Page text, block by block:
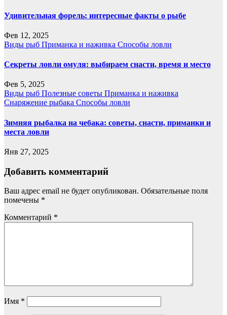
Удивительная форель: интересные факты о рыбе
Фев 12, 2025
Виды рыб Приманка и наживка Способы ловли
Секреты ловли омуля: выбираем снасти, время и место
Фев 5, 2025
Виды рыб Полезные советы Приманка и наживка
Снаряжение рыбака Способы ловли
Зимняя рыбалка на чебака: советы, снасти, приманки и
места ловли
Янв 27, 2025
Добавить комментарий
Ваш адрес email не будет опубликован. Обязательные поля
помечены *
Комментарий *
Имя *